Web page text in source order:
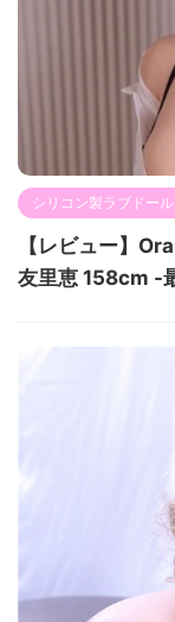
シリコン製ラブドール
【レビュー】
友里恵 158cm -